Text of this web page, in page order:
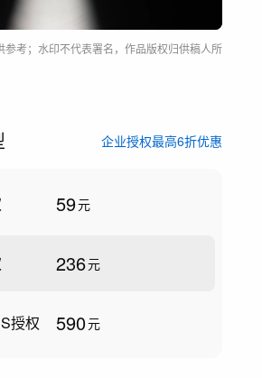
参考；水印不代表署名，作品版权归供稿人所
企业授权最高6折优惠
59元
236元
授权 590元